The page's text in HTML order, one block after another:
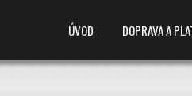
ÚVOD DOPRAVA A